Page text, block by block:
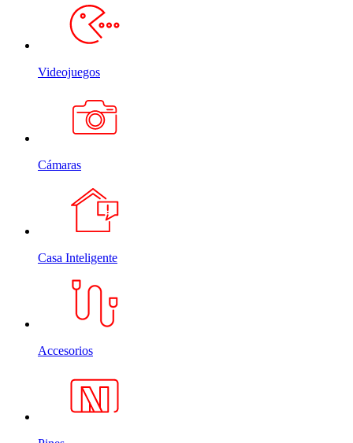
Videojuegos
Cámaras
Casa Inteligente
Accesorios